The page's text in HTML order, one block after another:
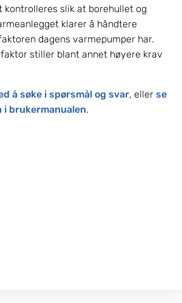
kontrolleres slik at borehullet og
klarer å håndtere
dagens varmepumper har.
stiller blant annet høyere krav
å søke i spørsmål og svar, eller se
i brukermanualen.